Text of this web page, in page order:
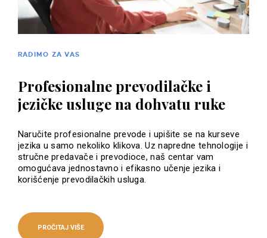
RADIMO ZA VAS
Profesionalne prevodilačke i
jezičke usluge na dohvatu ruke
Naručite profesionalne prevode i upišite se na kurseve
jezika u samo nekoliko klikova. Uz napredne tehnologije i
stručne predavače i prevodioce, naš centar vam
omogućava jednostavno i efikasno učenje jezika i
korišćenje prevodilačkih usluga.
PROČITAJ VIŠE